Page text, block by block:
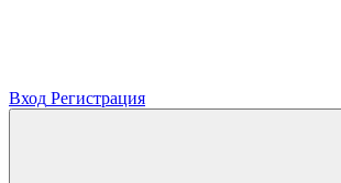
Вход Регистрация